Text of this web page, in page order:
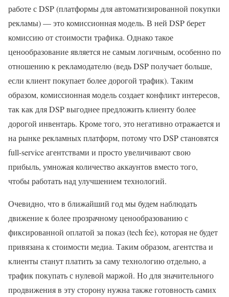
работе с DSP (платформы для автоматизированной покупки
рекламы) — это комиссионная модель. В ней DSP берет
комиссию от стоимости трафика. Однако такое
ценообразование является не самым логичным, особенно по
отношению к рекламодателю (ведь DSP получает больше,
если клиент покупает более дорогой трафик). Таким
образом, комиссионная модель создает конфликт интересов,
так как для DSP выгоднее предложить клиенту более
дорогой инвентарь. Кроме того, это негативно отражается и
на рынке рекламных платформ, потому что DSP становятся
full-service агентствами и просто увеличивают свою
прибыль, умножая количество аккаунтов вместо того,
чтобы работать над улучшением технологий.
Очевидно, что в ближайший год мы будем наблюдать
движение к более прозрачному ценообразованию с
фиксированной оплатой за показ (tech fee), которая не будет
привязана к стоимости медиа. Таким образом, агентства и
клиенты станут платить за саму технологию отдельно, а
трафик покупать с нулевой маржой. Но для значительного
продвижения в эту сторону нужна также готовность самих